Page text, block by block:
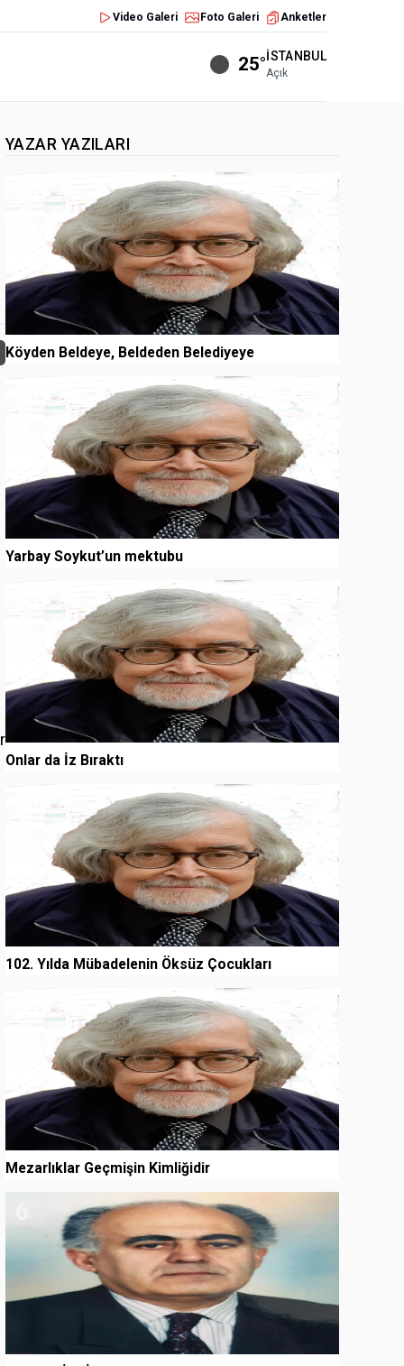
Video Galeri Foto Galeri Anketler
25°İSTANBUL
Açık
YAZAR YAZILARI
Köyden Beldeye, Beldeden Belediyeye
Yarbay Soykut’un mektubu
Onlar da İz Bıraktı
102. Yılda Mübadelenin Öksüz Çocukları
Mezarlıklar Geçmişin Kimliğidir